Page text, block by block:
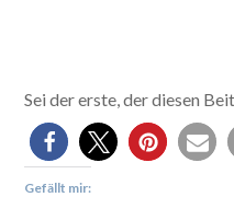
Sei der erste, der diesen
Gefällt mir: